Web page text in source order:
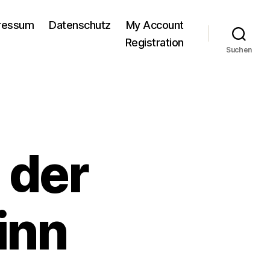
Datenschutz
My Account
Registration
Suchen